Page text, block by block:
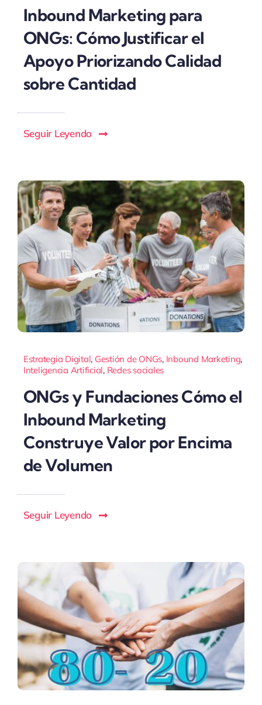
Inbound Marketing para
ONGs: Cómo Justificar el
Apoyo Priorizando Calidad
sobre Cantidad
Seguir Leyendo
Estrategia Digital, Gestión de ONGs, Inbound Marketing,
Inteligencia Artificial, Redes sociales
ONGs y Fundaciones Cómo el
Inbound Marketing
Construye Valor por Encima
de Volumen
Seguir Leyendo